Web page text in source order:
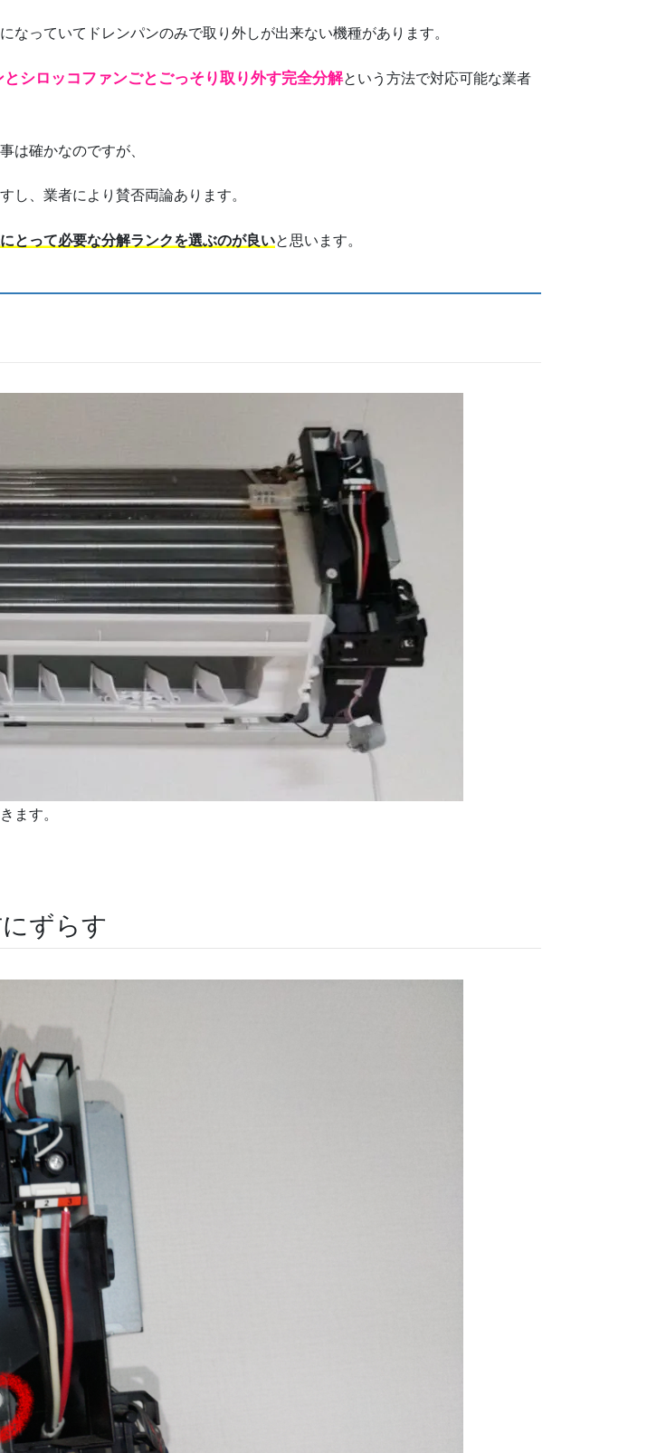
っていてドレンパンのみで取り外しが出来ない機種があります。
とシロッコファンごとごっそり取り外す完全分解という方法で対応可能な業者
は確かなのですが、
し、業者により賛否両論あります。
とって必要な分解ランクを選ぶのが良いと思います。
ます。
ずらす